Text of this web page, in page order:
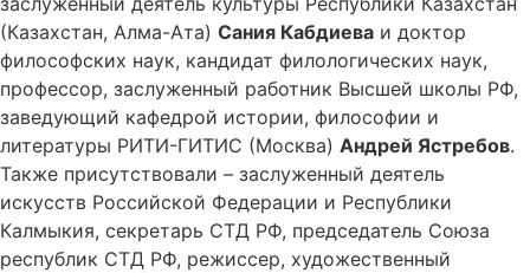
(Казахстан, Алма-Ата) Сания Кабдиева и доктор
философских наук, кандидат филологических наук,
профессор, заслуженный работник Высшей школы РФ,
заведующий кафедрой истории, философии и
литературы РИТИ-ГИТИС (Москва) Андрей Ястребов.
Также присутствовали – заслуженный деятель
искусств Российской Федерации и Республики
Калмыкия, секретарь СТД РФ, председатель Союза
республик СТД РФ, режиссер, художественный